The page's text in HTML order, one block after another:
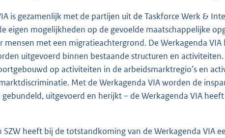
is gezamenlijk met de partijen uit de Taskforce Werk &
eigen mogelijkheden op de gevoelde maatschappelijke
mensen met een migratieachtergrond. De Werkagenda
uitgevoerd binnen bestaande structuren en activiteiten.
op activiteiten in de arbeidsmarktregio’s en
Met de Werkagenda VIA worden de
uitgevoerd en herijkt – de Werkagenda VIA
SZW heeft bij de totstandkoming van de Werkagenda VIA